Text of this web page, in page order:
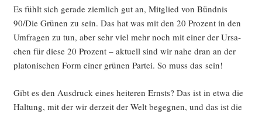
Es fühlt sich gera­de ziem­lich gut an, Mit­glied von Bünd­nis
90/Die Grü­nen zu sein. Das hat was mit den 20 Pro­zent in den
Umfra­gen zu tun, aber sehr viel mehr noch mit einer der Ursa­
chen für die­se 20 Pro­zent – aktu­ell sind wir nahe dran an der
pla­to­ni­schen Form einer grü­nen Par­tei. So muss das sein!
Gibt es den Aus­druck eines hei­te­ren Ernsts? Das ist in etwa die
Hal­tung, mit der wir der­zeit der Welt begeg­nen, und das ist die